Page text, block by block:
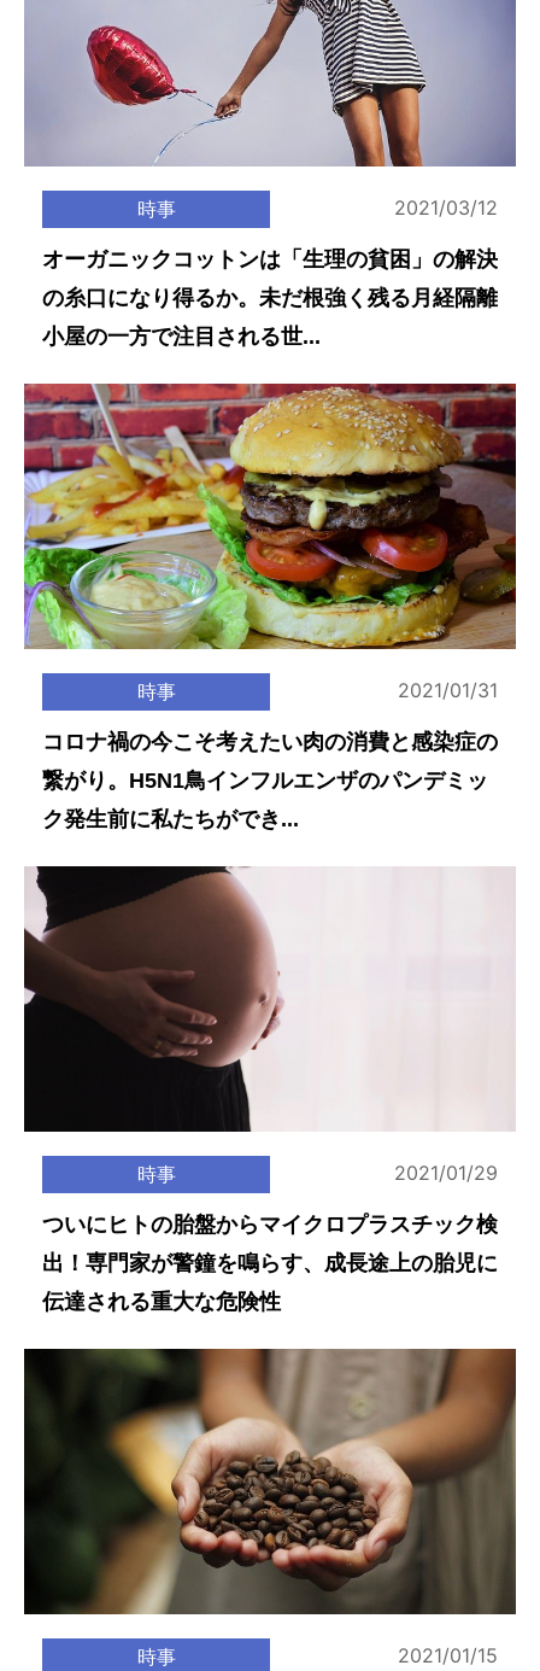
時事 2021/03/12
オーガニックコットンは「生理の貧困」の解決
の糸口になり得るか。未だ根強く残る月経隔離
小屋の一方で注目される世...
時事 2021/01/31
コロナ禍の今こそ考えたい肉の消費と感染症の
繋がり。H5N1鳥インフルエンザのパンデミッ
ク発生前に私たちができ...
時事 2021/01/29
ついにヒトの胎盤からマイクロプラスチック検
出！専門家が警鐘を鳴らす、成長途上の胎児に
伝達される重大な危険性
時事 2021/01/15